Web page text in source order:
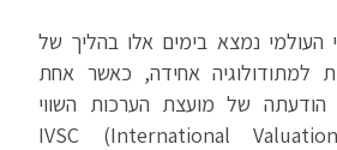
העולמי נמצא בימים אלו בהליך של
למתודולוגיה אחידה, כאשר אחת
הודעתה של מועצת הערכות השווי
הבינלאומית – IVSC (International Valuation